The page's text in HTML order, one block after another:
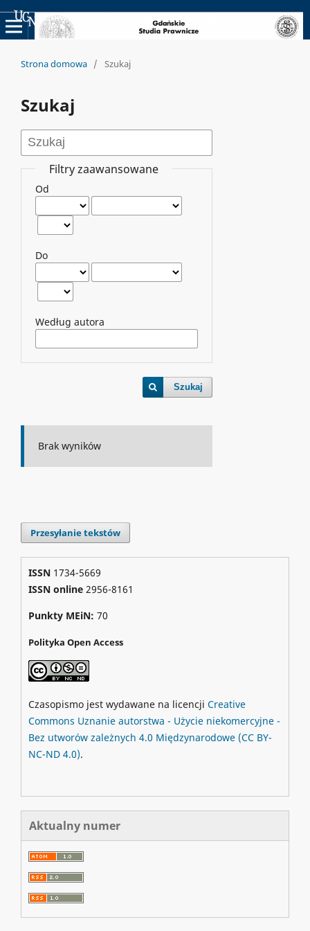
Uniwersyteckie Czasopisma Naukowe
Strona domowa / Szukaj
Szukaj
Filtry zaawansowane
Od
Do
Według autora
Szukaj
Brak wyników
Przesyłanie tekstów
ISSN 1734-5669
ISSN online2956-8161
Punkty MEiN: 70
Polityka Open Access
Czasopismo jest wydawane na licencji Creative
Commons Uznanie autorstwa - Użycie niekomercyjne -
Bez utworów zależnych 4.0 Międzynarodowe (CC BY-
NC-ND 4.0).
Aktualny numer